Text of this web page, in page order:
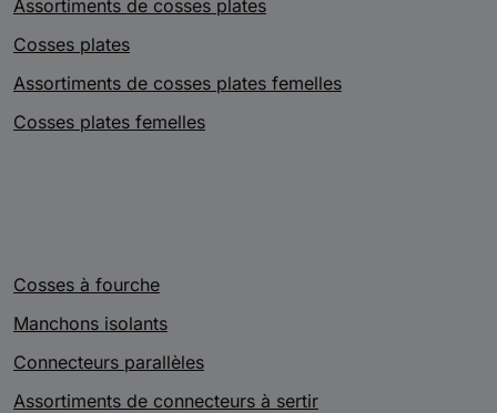
Assortiments de cosses plates
Cosses plates
Assortiments de cosses plates femelles
Cosses plates femelles
Cosses à fourche
Manchons isolants
Connecteurs parallèles
Assortiments de connecteurs à sertir